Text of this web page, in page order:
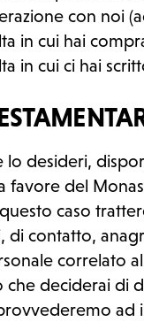
con noi
in cui hai
in cui ci hai
lo desideri,
favore del
questo caso
di contatto,
correlato
che deciderai di
ad